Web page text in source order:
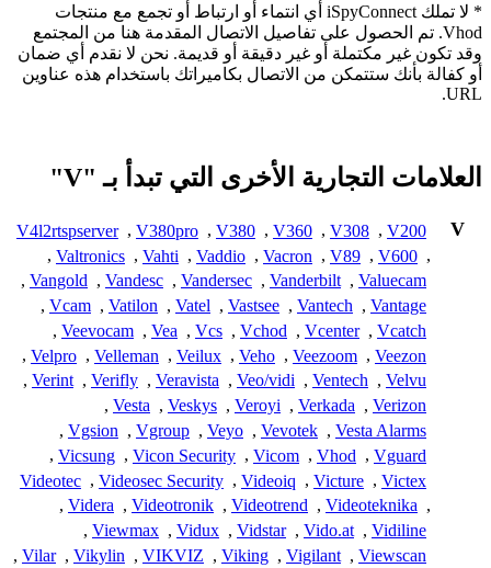
* لا تملك iSpyConnect أي انتماء أو ارتباط أو تجمع مع منتجات
Vhod. تم الحصول على تفاصيل الاتصال المقدمة هنا من المجتمع
وقد تكون غير مكتملة أو غير دقيقة أو قديمة. نحن لا نقدم أي ضمان
أو كفالة بأنك ستتمكن من الاتصال بكاميراتك باستخدام هذه عناوين
URL.
العلامات التجارية الأخرى التي تبدأ بـ "V"
V
V200
,
V308
,
V360
,
V380
,
V380pro
,
V4l2rtspserver
,
V600
,
V89
,
Vacron
,
Vaddio
,
Vahti
,
Valtronics
,
Valuecam
,
Vanderbilt
,
Vandersec
,
Vandesc
,
Vangold
,
Vantage
,
Vantech
,
Vastsee
,
Vatel
,
Vatilon
,
Vcam
,
Vcatch
,
Vcenter
,
Vchod
,
Vcs
,
Vea
,
Veevocam
,
Veezon
,
Veezoom
,
Veho
,
Veilux
,
Velleman
,
Velpro
,
Velvu
,
Ventech
,
Veo/vidi
,
Veravista
,
Verifly
,
Verint
,
Verizon
,
Verkada
,
Veroyi
,
Veskys
,
Vesta
,
Vesta Alarms
,
Vevotek
,
Veyo
,
Vgroup
,
Vgsion
,
Vguard
,
Vhod
,
Vicom
,
Vicon Security
,
Vicsung
,
Victex
,
Victure
,
Videoiq
,
Videosec Security
,
Videotec
,
Videoteknika
,
Videotrend
,
Videotronik
,
Videra
,
Vidiline
,
Vido.at
,
Vidstar
,
Vidux
,
Viewmax
,
Viewscan
,
Vigilant
,
Viking
,
VIKVIZ
,
Vikylin
,
Vilar
,